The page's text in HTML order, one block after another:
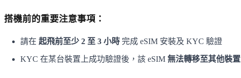
搭機前的重要注意事項：
請在 起飛前至少 2 至 3 小時 完成 eSIM 安裝及 KYC 驗證
KYC 在某台裝置上成功驗證後，該 eSIM 無法轉移至其他裝置